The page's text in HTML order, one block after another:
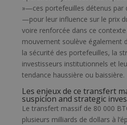
»—ces portefeuilles détenus par
—pour leur influence sur le prix
voire renforcée dans ce contexte
mouvement soulève également
la sécurité des portefeuilles, la
investisseurs institutionnels et
tendance haussière ou baissière.
Les enjeux de ce transfert
suspicion and strategic
Le transfert massif de 80 000
plusieurs milliards de dollars à